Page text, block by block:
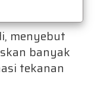
menyebut
banyak
tekanan